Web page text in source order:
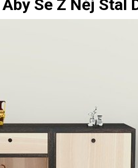
Se Z Něj Stal